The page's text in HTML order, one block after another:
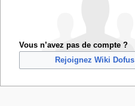
Vous n’avez pas de compte ?
Rejoignez Wiki Dofus